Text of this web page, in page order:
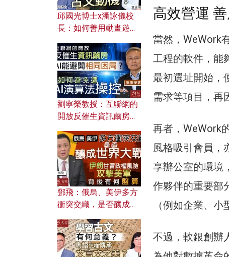
高效營運
當然，WeWork
工程的軟件，能
最初選址開始，
需求等項目，再
再者，WeWork
風格吸引會員，
享辦公室的環境
作夥伴的重要部
（例如企業、
不過，軟銀創辦
邱國光博士x潘詠儀校
長：如何善用動畫遊戲
劉寧榮教授：互聯網的
開放反催生資訊繭房，
何避免遭AI演算法操
控？
鄧飛：俄烏、美伊多方
衝突交織，是否釀成世
風險攻擊美軍，背後有
何盤算？